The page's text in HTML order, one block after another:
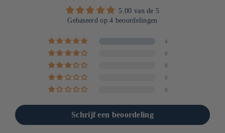
5.00 van de 5
Gebaseerd op 4 beoordelingen
4
0
0
0
0
Schrijf een beoordeling